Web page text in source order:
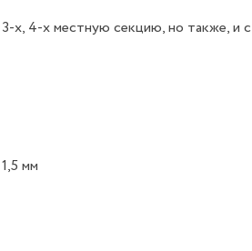
х, 4-х местную секцию, но также, и с
мм